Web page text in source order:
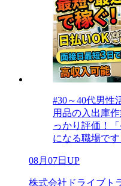
#30～40代男性
用品の入出庫
っかり評価！
になる職場です
08月07日UP
株式会社ドライブト